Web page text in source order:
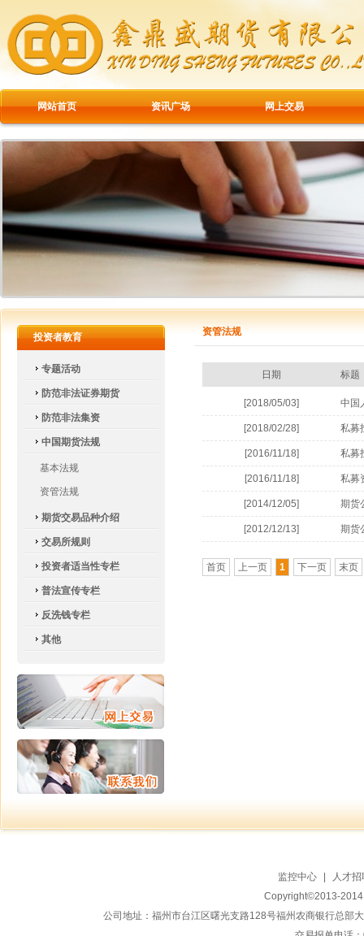
网站首页 资讯广场 网上交易
投资者教育
专题活动
防范非法证券期货
防范非法集资
中国期货法规
基本法规
资管法规
期货交易品种介绍
交易所规则
投资者适当性专栏
普法宣传专栏
反洗钱专栏
其他
资管法规
日期 标题
[2018/05/03] 中国
局关
[2018/02/28] 私募
[2016/11/18] 私募
[2016/11/18] 私募
[2014/12/05] 期货
[2012/12/13] 期货
首页 上一页 1 下一页 末页
监控中心
人才招
Copyright©2013-
公司地址：福州市台江区曙光支路128号福州农商银行总